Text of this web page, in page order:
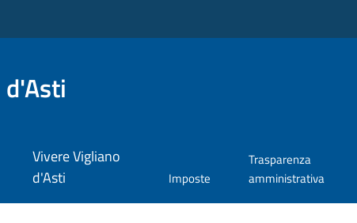
Vivere Vigliano
d'Asti
Imposte
Trasparenza
amministrativa